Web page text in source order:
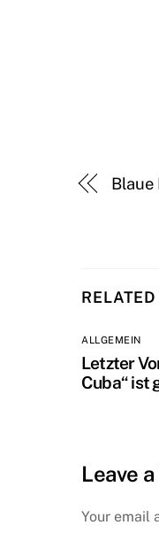
Blaue
ALLGEMEIN
Letzter
Cuba“ ist
Leave
Your email